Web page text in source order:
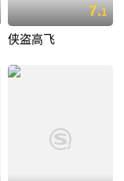
7.1
侠盗高飞